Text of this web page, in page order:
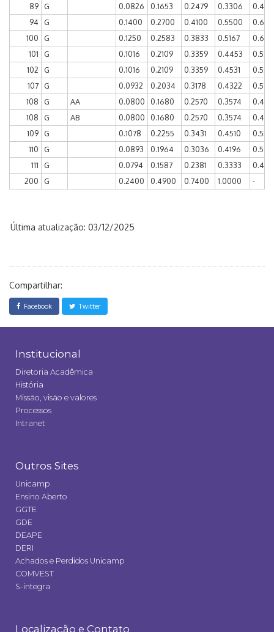
89
G 0.0826 0.1653 0.2479 0.3306
94
G 0.1400 0.2700 0.4100 0.5500
100
G 0.1250 0.2583 0.3833 0.5167
101
G 0.1016 0.2109 0.3359 0.4453
102
G 0.1016 0.2109 0.3359 0.4531
107
G 0.0932 0.2034 0.3178 0.4322
0.5127
108
G AA 0.0800 0.1680 0.2570 0.3574
108
G AB 0.0800 0.1680 0.2570 0.3574
109
G 0.1078 0.2255 0.3431 0.4510
110
G 0.0893 0.1964 0.3036 0.4196
111
G 0.0794 0.1587 0.2381 0.3333
200
G 0.2400 0.4900 0.7400 1.0000 -
Última atualização: 03/12/2025
Compartilhar:
Facebook Twitter
Institucional
Diretoria Acadêmica
História
Missão, visão e valores
Processos
Intranet
Outros Sites
Unicamp
Ensino Aberto
GGTE
GDE
DEAPE
DERI
Achados e Perdidos Unicamp
COMVEST
S-integra
Localização e Contato